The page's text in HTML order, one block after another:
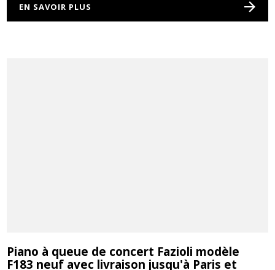
EN SAVOIR PLUS
Piano à queue de concert Fazioli modèle
F183 neuf avec livraison jusqu'à Paris et